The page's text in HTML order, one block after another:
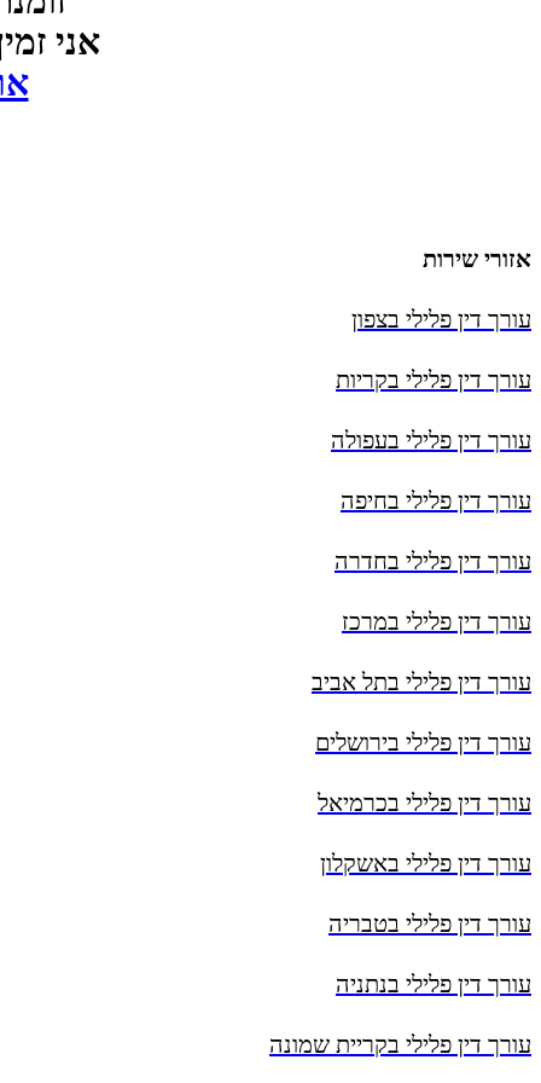
אני זמין עבורך
אזורי שירות
עורך דין פלילי בצפון
עורך דין פלילי בקריות
עורך דין פלילי בעפולה
עורך דין פלילי בחיפה
עורך דין פלילי בחדרה
עורך דין פלילי במרכז
עורך דין פלילי בתל אביב
עורך דין פלילי בירושלים
עורך דין פלילי בכרמיאל
עורך דין פלילי באשקלון
עורך דין פלילי בטבריה
עורך דין פלילי בנתניה
עורך דין פלילי בקריית שמונה